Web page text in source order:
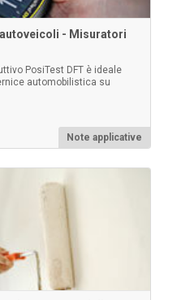
certificati
sono da utilizzare
di più
- Misuratori
PosiTest DFT è ideale
automobilistica su
Note applicative